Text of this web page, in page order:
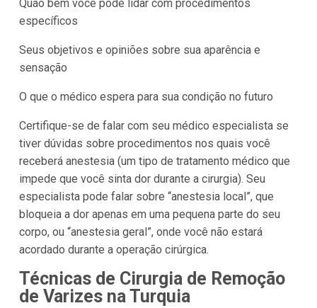
Quão bem você pode lidar com procedimentos
específicos
Seus objetivos e opiniões sobre sua aparência e
sensação
O que o médico espera para sua condição no futuro
Certifique-se de falar com seu médico especialista se
tiver dúvidas sobre procedimentos nos quais você
receberá anestesia (um tipo de tratamento médico que
impede que você sinta dor durante a cirurgia). Seu
especialista pode falar sobre “anestesia local”, que
bloqueia a dor apenas em uma pequena parte do seu
corpo, ou “anestesia geral”, onde você não estará
acordado durante a operação cirúrgica.
Técnicas de Cirurgia de Remoção
de Varizes na Turquia